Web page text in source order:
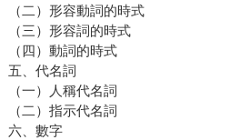
（二）形容動詞的時式
（三）形容詞的時式
（四）動詞的時式
五、代名詞
（一）人稱代名詞
（二）指示代名詞
六、數字